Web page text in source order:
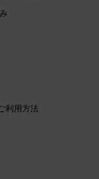
利用方法